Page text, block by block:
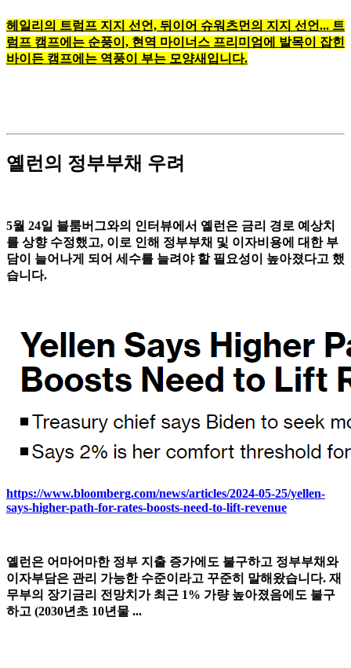
헤일리의 트럼프 지지 선언, 뒤이어 슈워츠먼의 지지 선언... 트
럼프 캠프에는 순풍이, 현역 마이너스 프리미엄에 발목이 잡힌
바이든 캠프에는 역풍이 부는 모양새입니다.
옐런의 정부부채 우려
5월 24일 블룸버그와의 인터뷰에서 옐런은 금리 경로 예상치
를 상향 수정했고, 이로 인해 정부부채 및 이자비용에 대한 부
담이 늘어나게 되어 세수를 늘려야 할 필요성이 높아졌다고 했
습니다.
https://www.bloomberg.com/news/articles/2024-05-25/yellen-
says-higher-path-for-rates-boosts-need-to-lift-revenue
옐런은 어마어마한 정부 지출 증가에도 불구하고 정부부채와
이자부담은 관리 가능한 수준이라고 꾸준히 말해왔습니다. 재
무부의 장기금리 전망치가 최근 1% 가량 높아졌음에도 불구
하고 (2030년초 10년물 ...